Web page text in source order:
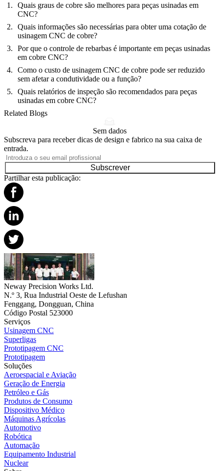
Quais graus de cobre são melhores para peças usinadas em
CNC?
Quais informações são necessárias para obter uma cotação de
usinagem CNC de cobre?
Por que o controle de rebarbas é importante em peças usinadas
em cobre CNC?
Como o custo de usinagem CNC de cobre pode ser reduzido
sem afetar a condutividade ou a função?
Quais relatórios de inspeção são recomendados para peças
usinadas em cobre CNC?
Related Blogs
Sem dados
Subscreva para receber dicas de design e fabrico na sua caixa de
entrada.
Subscrever
Partilhar esta publicação:
Neway Precision Works Ltd.
N.º 3, Rua Industrial Oeste de Lefushan
Fenggang, Dongguan, China
Código Postal 523000
Serviços
Usinagem CNC
Superligas
Prototipagem CNC
Prototipagem
Soluções
Aeroespacial e Aviação
Geração de Energia
Petróleo e Gás
Produtos de Consumo
Dispositivo Médico
Máquinas Agrícolas
Automotivo
Robótica
Automação
Equipamento Industrial
Nuclear